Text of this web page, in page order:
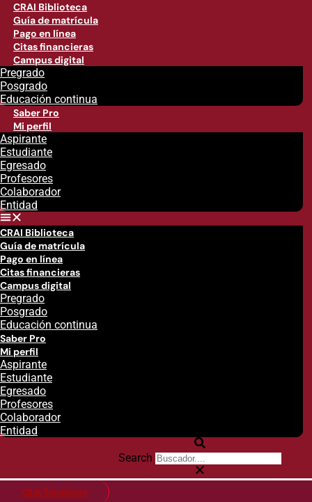
CRAI Biblioteca
Guía de matrícula
Pago en línea
Citas financieras
Campus digital
Pregrado
Posgrado
Educación continua
Saber Pro
Mi perfil
Aspirante
Estudiante
Egresado
Profesores
Colaborador
Entidad
CRAI Biblioteca
Guía de matrícula
Pago en línea
Citas financieras
Campus digital
Pregrado
Posgrado
Educación continua
Saber Pro
Mi perfil
Aspirante
Estudiante
Egresado
Profesores
Colaborador
Entidad
Search
Citas financieras